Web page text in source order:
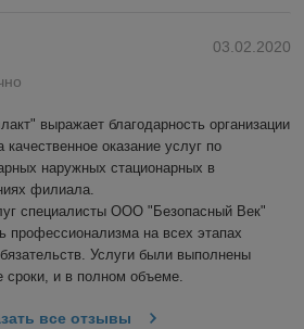
03.02.2020
выражает благодарность организации
оказание услуг по
наружных стационарных в
филиала.
специалисты ООО "Безопасный Век"
профессионализма на всех этапах
Услуги были выполнены
сроки, и в полном объеме.
все отзывы